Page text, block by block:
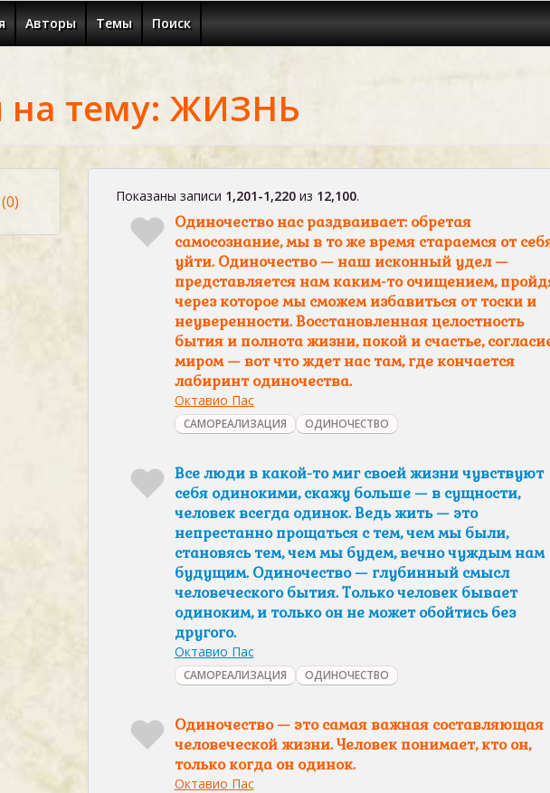
Авторы Темы Поиск
тему: ЖИЗНЬ
(0) Показаны записи 1,201-1,220из 12,100.
Одиночество нас раздваивает: обретая
самосознание, мы в то же время стараемся от
уйти. Одиночество — наш исконный удел —
представляется нам каким-то очищением,
через которое мы сможем избавиться от тоски и
неуверенности. Восстановленная целостность
бытия и полнота жизни, покой и счастье,
миром — вот что ждет нас там, где кончается
лабиринт одиночества.
Октавио Пас
САМОРЕАЛИЗАЦИЯ ОДИНОЧЕСТВО
Все люди в какой-то миг своей жизни чувствуют
себя одинокими, скажу больше — в сущности,
человек всегда одинок. Ведь жить — это
непрестанно прощаться с тем, чем мы были,
становясь тем, чем мы будем, вечно чуждым нам
будущим. Одиночество — глубинный смысл
человеческого бытия. Только человек бывает
одиноким, и только он не может обойтись без
другого.
Октавио Пас
САМОРЕАЛИЗАЦИЯ ОДИНОЧЕСТВО
Одиночество — это самая важная составляющая
человеческой жизни. Человек понимает, кто он,
только когда он одинок.
Октавио Пас